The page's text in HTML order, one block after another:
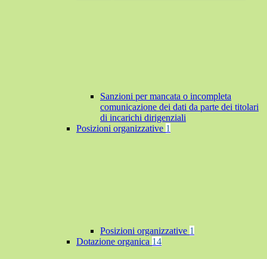
Sanzioni per mancata o incompleta
comunicazione dei dati da parte dei titolari
di incarichi dirigenziali
Posizioni organizzative 1
Posizioni organizzative 1
Dotazione organica 14